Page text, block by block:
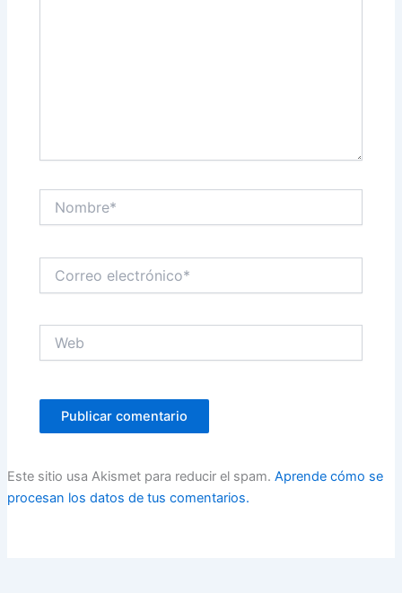
electrónico*
Este sitio usa Akismet para reducir el spam. Aprende cómo se
procesan los datos de tus comentarios.